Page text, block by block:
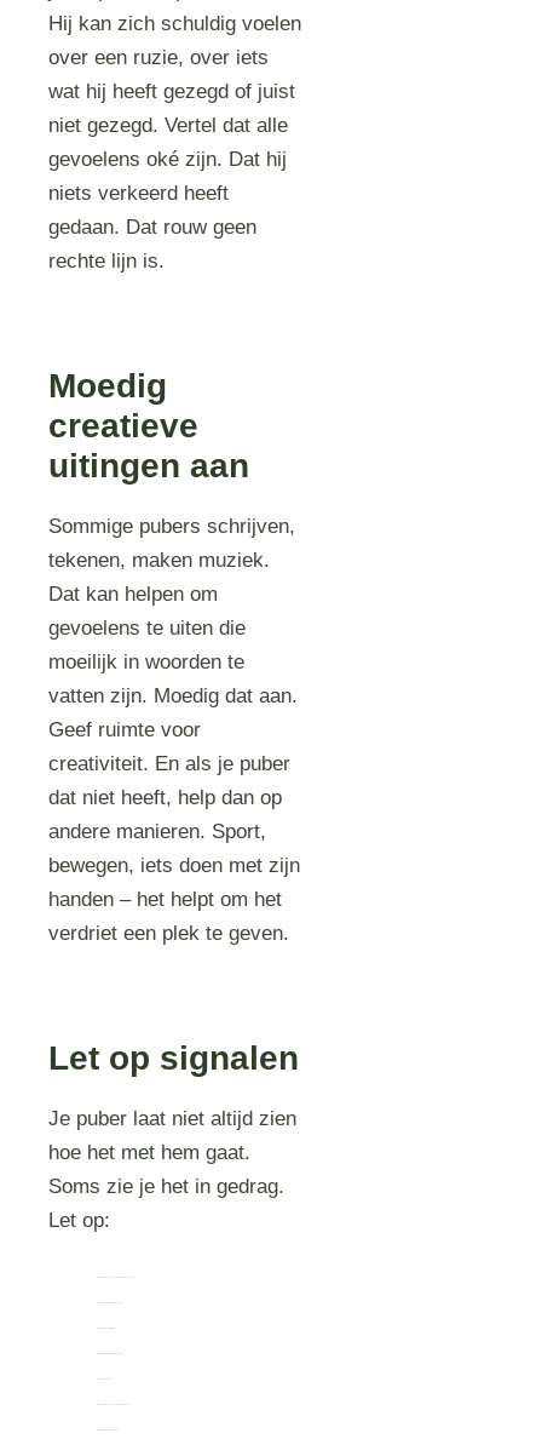
Hij kan zich schuldig voelen
over een ruzie, over iets
wat hij heeft gezegd of juist
niet gezegd. Vertel dat alle
gevoelens oké zijn. Dat hij
niets verkeerd heeft
gedaan. Dat rouw geen
rechte lijn is.
Moedig
creatieve
uitingen aan
Sommige pubers schrijven,
tekenen, maken muziek.
Dat kan helpen om
gevoelens te uiten die
moeilijk in woorden te
vatten zijn. Moedig dat aan.
Geef ruimte voor
creativiteit. En als je puber
dat niet heeft, help dan op
andere manieren. Sport,
bewegen, iets doen met zijn
handen – het helpt om het
verdriet een plek te geven.
Let op signalen
Je puber laat niet altijd zien
hoe het met hem gaat.
Soms zie je het in gedrag.
Let op: